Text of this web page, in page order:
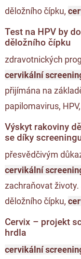
děložního čípku,
Test na HPV by
děložního čípku
zdravotnických
cervikální
přijímána na
papilomavirus, HPV,
Výskyt rakoviny
se díky
přesvědčivým
cervikální
zachraňovat
děložního čípku,
Cervix – projekt
hrdla
cervikální